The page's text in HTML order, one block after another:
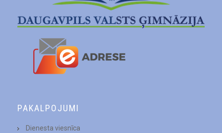
PAKALPOJUMI
Dienesta viesnīca